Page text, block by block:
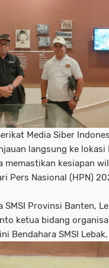
Media Siber
langsung ke lokasi
memastikan kesiapan
Pers Nasional (HPN)
Provinsi Banten,
ketua bidang
Bendahara SMSI Lebak,